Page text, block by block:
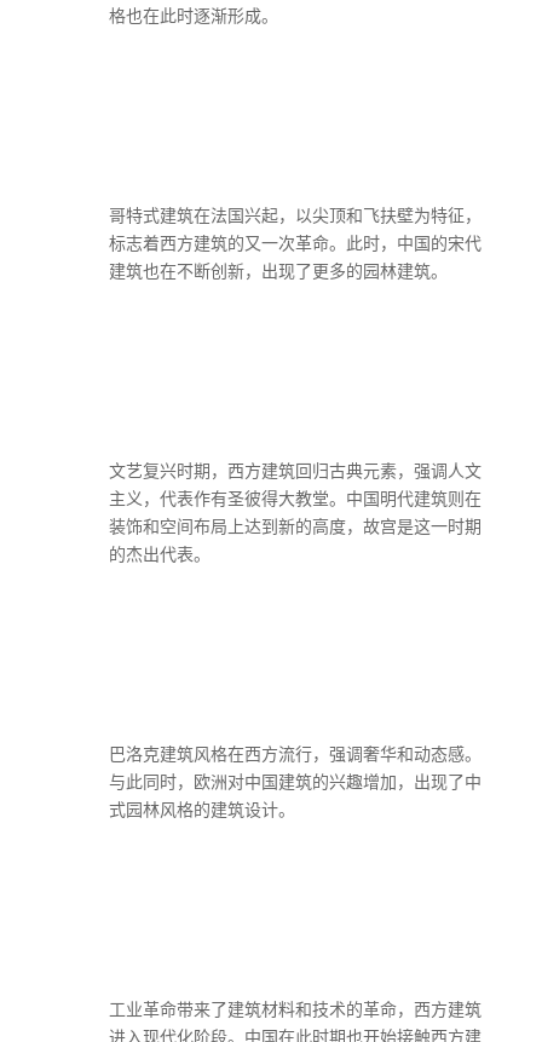
格也在此时逐渐形成。
哥特式建筑在法国兴起，以尖顶和飞扶壁为特征，
标志着西方建筑的又一次革命。此时，中国的宋代
建筑也在不断创新，出现了更多的园林建筑。
文艺复兴时期，西方建筑回归古典元素，强调人文
主义，代表作有圣彼得大教堂。中国明代建筑则在
装饰和空间布局上达到新的高度，故宫是这一时期
的杰出代表。
巴洛克建筑风格在西方流行，强调奢华和动态感。
与此同时，欧洲对中国建筑的兴趣增加，出现了中
式园林风格的建筑设计。
工业革命带来了建筑材料和技术的革命，西方建筑
进入现代化阶段。中国在此时期也开始接触西方建